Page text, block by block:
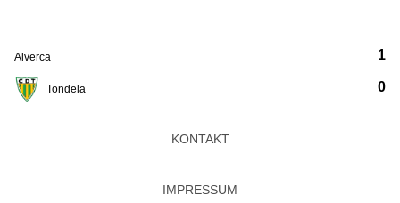
Alverca
Tondela
1
0
KONTAKT
IMPRESSUM